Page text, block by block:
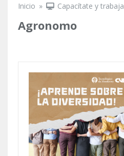
Inicio » Capacítate y trabaja
Agronomo